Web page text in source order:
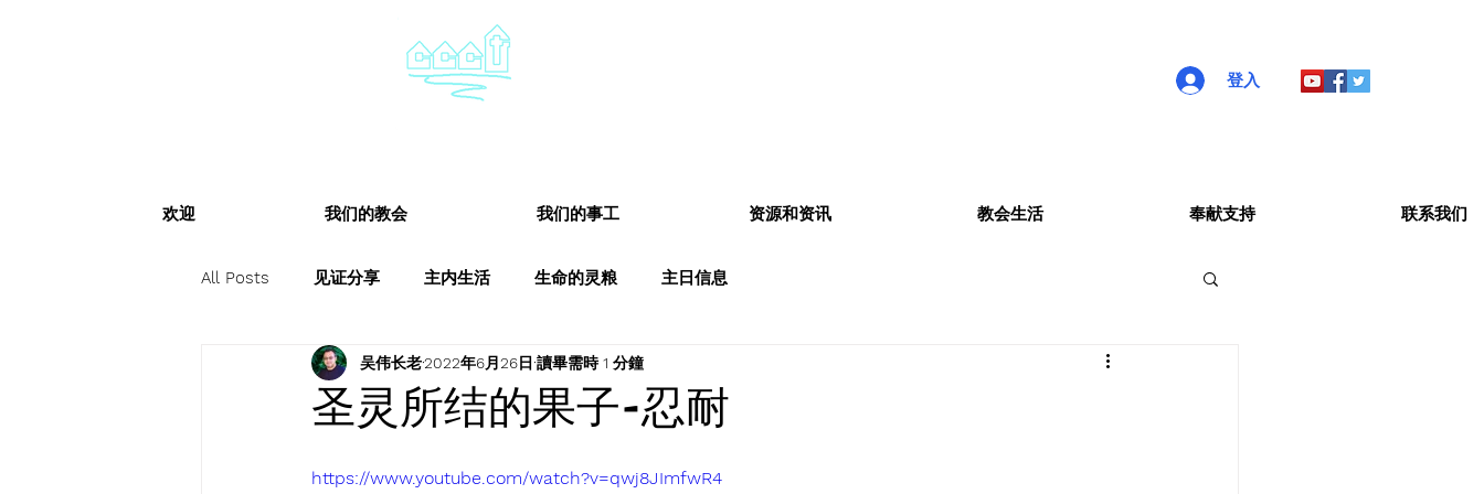
登入
欢迎 我们的教会 我们的事工 资源和资讯 教会生活 奉献支持 联系我们
All Posts 见证分享 主内生活 生命的灵粮 主日信息
圣灵所结的果子-忍耐
吴伟长老2022年6月26日 讀畢需時 1 分鐘
https://www.youtube.com/watch?v=qwj8JImfwR4